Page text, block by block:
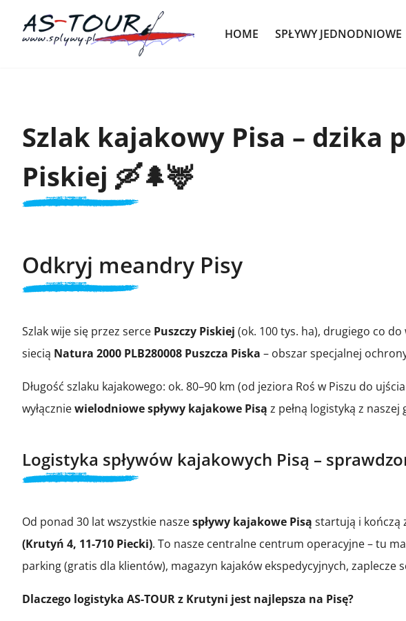
HOME SPŁYWY JEDNODNIOWE
Szlak kajakowy Pisa – dzika
Piskiej 🛶🌲🦌
Odkryj meandry Pisy
Szlak wije się przez serce Puszczy Piskiej (ok. 100 tys. ha), drugiego co
siecią Natura 2000 PLB280008 Puszcza Piska – obszar specjalnej
Długość szlaku kajakowego: ok. 80–90 km (od jeziora Roś w Piszu do
wyłączniewielodniowe spływy kajakowe Pisą z pełną logistyką z naszej
Logistyka spływów kajakowych Pisą –
Od ponad 30 lat wszystkie naszespływy kajakowe Pisą startują i kończą
(Krutyń 4, 11-710 Piecki). To nasze centralne centrum operacyjne – tu
parking (gratis dla klientów), magazyn kajaków ekspedycyjnych, zaplecze
Dlaczego logistyka AS-TOUR z Krutyni jest najlepsza na Pisę?